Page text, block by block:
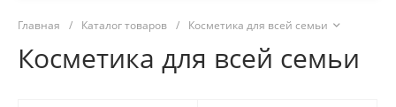
Главная / Каталог товаров / Косметика для всей семьи
Косметика для всей семьи